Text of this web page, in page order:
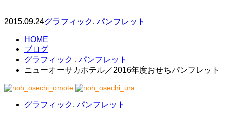
2015.09.24グラフィック, パンフレット
HOME
ブログ
グラフィック , パンフレット
ニューオーサカホテル／2016年度おせちパンフレット
グラフィック, パンフレット